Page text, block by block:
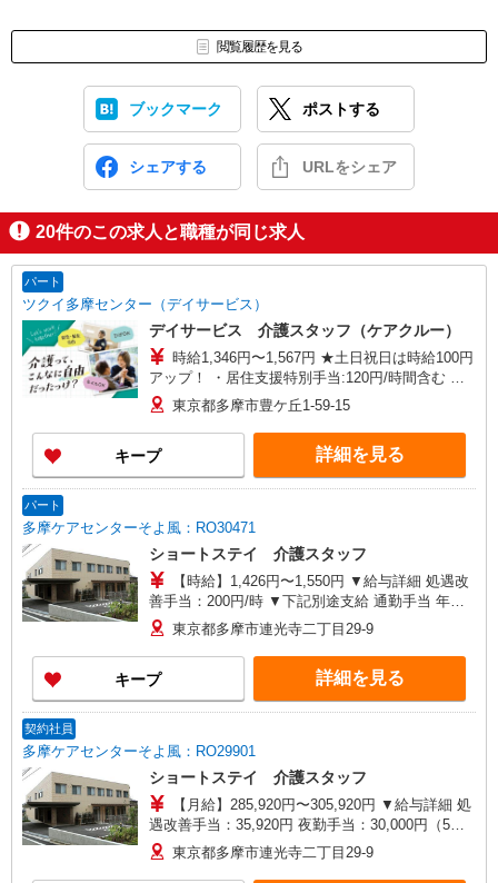
閲覧履歴を見る
ブックマーク ポストする
シェアする URLをシェア
20件のこの求人と職種が同じ求人
パート
ツクイ多摩センター（デイサービス）
デイサービス 介護スタッフ（ケアクルー）
時給1,346円〜1,567円 ★土日祝日は時給100円
アップ！ ・居住支援特別手当:120円/時間含む ※
給与幅は資格・経験等による
東京都多摩市豊ケ丘1-59-15
キープ 詳細を見る
パート
多摩ケアセンターそよ風：RO30471
ショートステイ 介護スタッフ
【時給】1,426円〜1,550円 ▼給与詳細 処遇改
善手当：200円/時 ▼下記別途支給 通勤手当 年末
年始手当：380円/時 ※12/300時〜1/324時 寸志あ
り：年2回（6月・12月） ※業績による ※処遇改
善手当は試用期間中(3ヶ月)は支給なし
東京都多摩市連光寺二丁目29-9
キープ 詳細を見る
契約社員
多摩ケアセンターそよ風：RO29901
ショートステイ 介護スタッフ
【月給】285,920円〜305,920円 ▼給与詳細 処
遇改善手当：35,920円 夜勤手当：30,000円（5回
分） ※6回目以降は1回6,000円支給 ▼下記別途支
給 通勤手当 年末年始手当：380円/時 寸志あり：
東京都多摩市連光寺二丁目29-9